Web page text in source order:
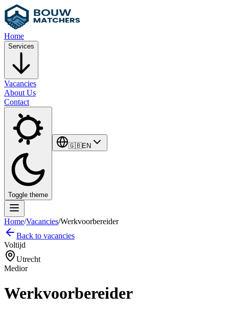
Home
Services
Vacancies
About Us
Contact
Toggle theme
🇬🇧EN
Home/Vacancies/Werkvoorbereider
Back to vacancies
Voltijd
Utrecht
Medior
Werkvoorbereider